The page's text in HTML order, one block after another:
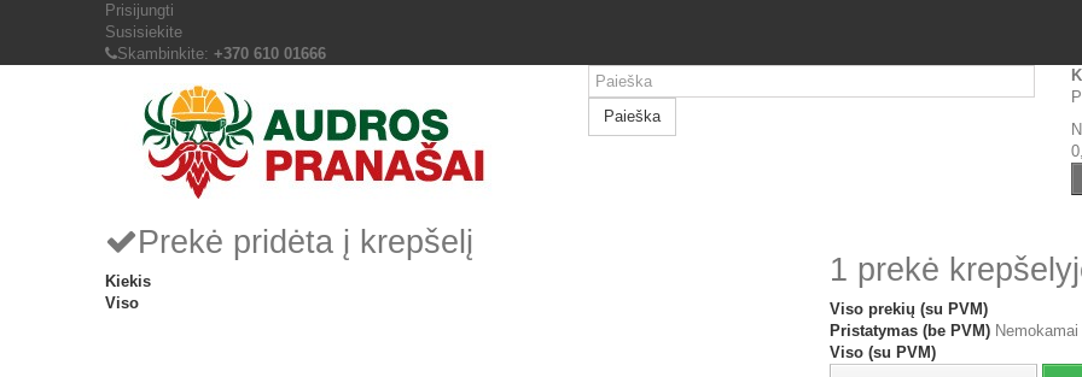
Prisijungti
Susisiekite
Skambinkite: +370 610 01666
Paieška
Prekė pridėta į krepšelį
Kiekis
Viso
1 prekė
Viso prekių (su PVM)
Pristatymas (be PVM) Nemokamai
Viso (su PVM)